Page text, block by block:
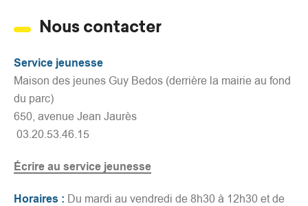
Nous contacter
Service jeunesse
Maison des jeunes Guy Bedos (derrière la mairie au fond
du parc)
650, avenue Jean Jaurès
03.20.53.46.15
Écrire au service jeunesse
Horaires : Du mardi au vendredi de 8h30 à 12h30 et de